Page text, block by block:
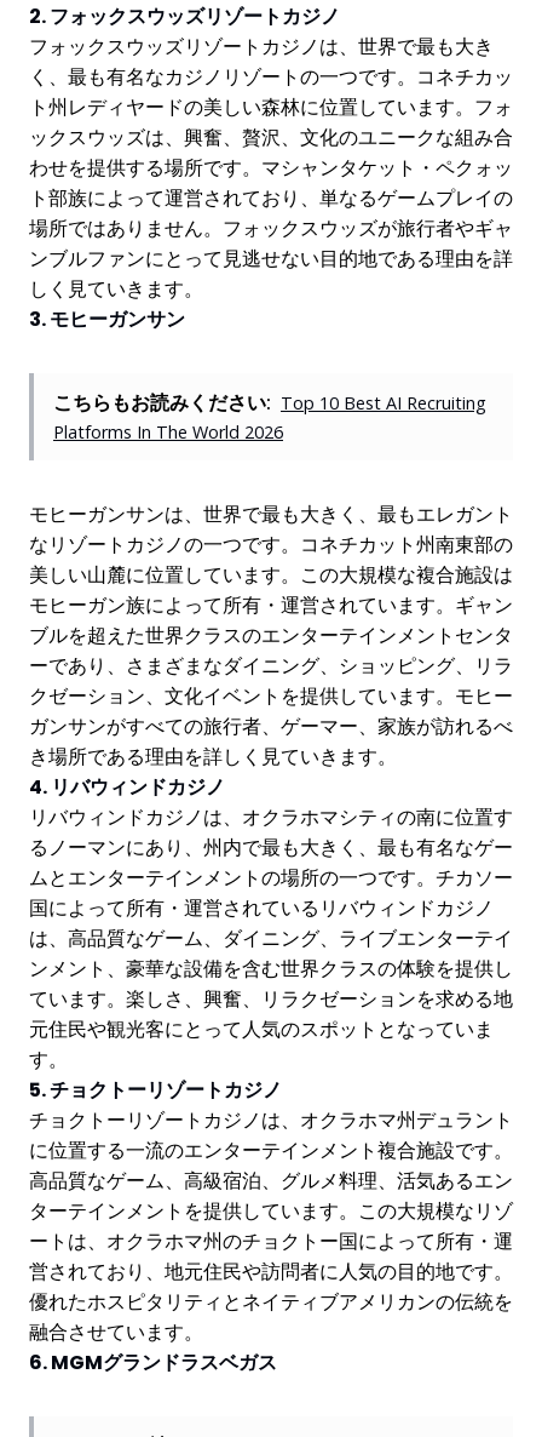
2. フォックスウッズリゾートカジノ
フォックスウッズリゾートカジノは、世界で最も大き
く、最も有名なカジノリゾートの一つです。コネチカッ
ト州レディヤードの美しい森林に位置しています。フォ
ックスウッズは、興奮、贅沢、文化のユニークな組み合
わせを提供する場所です。マシャンタケット・ペクォッ
ト部族によって運営されており、単なるゲームプレイの
場所ではありません。フォックスウッズが旅行者やギャ
ンブルファンにとって見逃せない目的地である理由を詳
しく見ていきます。
3. モヒーガンサン
こちらもお読みください: Top 10 Best AI Recruiting
Platforms In The World 2026
モヒーガンサンは、世界で最も大きく、最もエレガント
なリゾートカジノの一つです。コネチカット州南東部の
美しい山麓に位置しています。この大規模な複合施設は
モヒーガン族によって所有・運営されています。ギャン
ブルを超えた世界クラスのエンターテインメントセンタ
ーであり、さまざまなダイニング、ショッピング、リラ
クゼーション、文化イベントを提供しています。モヒー
ガンサンがすべての旅行者、ゲーマー、家族が訪れるべ
き場所である理由を詳しく見ていきます。
4. リバウィンドカジノ
リバウィンドカジノは、オクラホマシティの南に位置す
るノーマンにあり、州内で最も大きく、最も有名なゲー
ムとエンターテインメントの場所の一つです。チカソー
国によって所有・運営されているリバウィンドカジノ
は、高品質なゲーム、ダイニング、ライブエンターテイ
ンメント、豪華な設備を含む世界クラスの体験を提供し
ています。楽しさ、興奮、リラクゼーションを求める地
元住民や観光客にとって人気のスポットとなっていま
す。
5. チョクトーリゾートカジノ
チョクトーリゾートカジノは、オクラホマ州デュラント
に位置する一流のエンターテインメント複合施設です。
高品質なゲーム、高級宿泊、グルメ料理、活気あるエン
ターテインメントを提供しています。この大規模なリゾ
ートは、オクラホマ州のチョクトー国によって所有・運
営されており、地元住民や訪問者に人気の目的地です。
優れたホスピタリティとネイティブアメリカンの伝統を
融合させています。
6. MGMグランドラスベガス